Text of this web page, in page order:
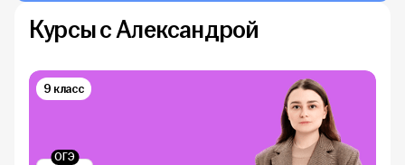
Курсы с Александрой
ОГЭ
9 класс